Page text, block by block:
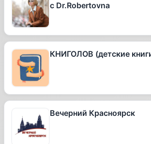
с Dr.Robertovna
КНИГОЛОВ (детские
Вечерний Красноярск